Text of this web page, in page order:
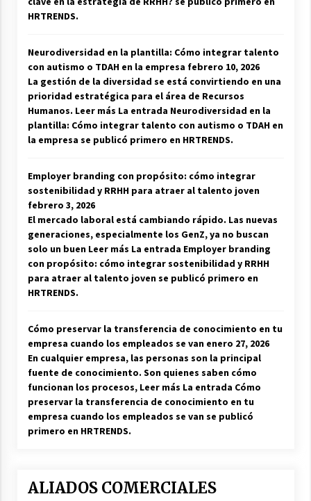
HRTRENDS.
Neurodiversidad en la plantilla: Cómo integrar talento
con autismo o TDAH en la empresa febrero 10, 2026
La gestión de la diversidad se está convirtiendo en una
prioridad estratégica para el área de Recursos
Humanos. Leer más La entrada Neurodiversidad en la
plantilla: Cómo integrar talento con autismo o TDAH en
la empresa se publicó primero en HRTRENDS.
Employer branding con propósito: cómo integrar
sostenibilidad y RRHH para atraer al talento joven
febrero 3, 2026
El mercado laboral está cambiando rápido. Las nuevas
generaciones, especialmente los GenZ, ya no buscan
solo un buen Leer más La entrada Employer branding
con propósito: cómo integrar sostenibilidad y RRHH
para atraer al talento joven se publicó primero en
HRTRENDS.
Cómo preservar la transferencia de conocimiento en tu
empresa cuando los empleados se van enero 27, 2026
En cualquier empresa, las personas son la principal
fuente de conocimiento. Son quienes saben cómo
funcionan los procesos, Leer más La entrada Cómo
preservar la transferencia de conocimiento en tu
empresa cuando los empleados se van se publicó
primero en HRTRENDS.
ALIADOS COMERCIALES